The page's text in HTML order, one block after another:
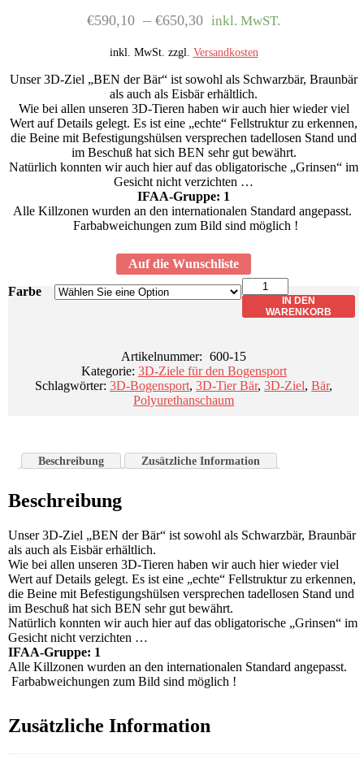
€590,10 –€650,30 inkl. MwST.
inkl. MwSt. zzgl. Versandkosten
Unser 3D-Ziel „BEN der Bär“ ist sowohl als Schwarzbär, Braunbär
als auch als Eisbär erhältlich.
Wie bei allen unseren 3D-Tieren haben wir auch hier wieder viel
Wert auf Details gelegt. Es ist eine „echte“ Fellstruktur zu erkennen,
die Beine mit Befestigungshülsen versprechen tadellosen Stand und
im Beschuß hat sich BEN sehr gut bewährt.
Natürlich konnten wir auch hier auf das obligatorische „Grinsen“ im
Gesicht nicht verzichten …
IFAA-Gruppe: 1
Alle Killzonen wurden an den internationalen Standard angepasst.
Farbabweichungen zum Bild sind möglich !
Lieferzeit: circa 14 Tage
Farbe
"BEN"
der
Bär
IN DEN
WARENKORB
Auf die Wunschliste
Artikelnummer: 600-15
Kategorie: 3D-Ziele für den Bogensport
Schlagwörter:3D-Bogensport,3D-Tier Bär,3D-Ziel,Bär,
Polyurethanschaum
Beschreibung Zusätzliche Information
Beschreibung
Unser 3D-Ziel „BEN der Bär“ ist sowohl als Schwarzbär, Braunbär
als auch als Eisbär erhältlich.
Wie bei allen unseren 3D-Tieren haben wir auch hier wieder viel
Wert auf Details gelegt. Es ist eine „echte“ Fellstruktur zu erkennen,
die Beine mit Befestigungshülsen versprechen tadellosen Stand und
im Beschuß hat sich BEN sehr gut bewährt.
Natürlich konnten wir auch hier auf das obligatorische „Grinsen“ im
Gesicht nicht verzichten …
IFAA-Gruppe: 1
Alle Killzonen wurden an den internationalen Standard angepasst.
Farbabweichungen zum Bild sind möglich !
Zusätzliche Information